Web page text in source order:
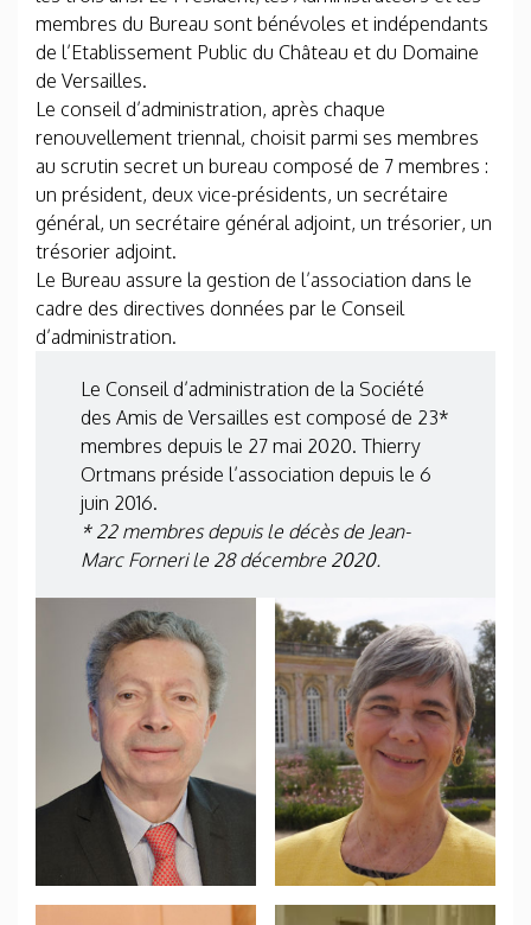
membres du Bureau sont bénévoles et indépendants
de l’Etablissement Public du Château et du Domaine
de Versailles.
Le conseil d’administration, après chaque
renouvellement triennal, choisit parmi ses membres
au scrutin secret un bureau composé de 7 membres :
un président, deux vice-présidents, un secrétaire
général, un secrétaire général adjoint, un trésorier, un
trésorier adjoint.
Le Bureau assure la gestion de l’association dans le
cadre des directives données par le Conseil
d’administration.
Le Conseil d’administration de la Société
des Amis de Versailles est composé de 23*
membres depuis le 27 mai 2020. Thierry
Ortmans préside l’association depuis le 6
juin 2016.
* 22 membres depuis le décès de Jean-
Marc Forneri le 28 décembre 2020.